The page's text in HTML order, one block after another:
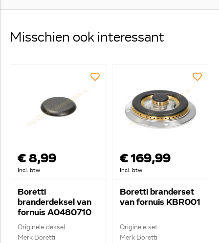
Misschien ook interessant
€ 8,99
Incl. btw
Boretti
branderdeksel van
fornuis A0480710
Originele deksel
Merk Boretti
€ 169,99
Incl. btw
Boretti branderset
van fornuis KBR001
Originele set
Merk Boretti